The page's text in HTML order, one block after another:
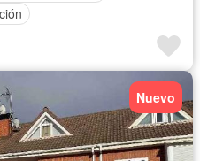
Nuevo